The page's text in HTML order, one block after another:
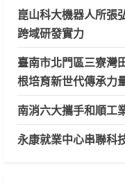
崑山科大機器人所張
跨域研發實力
臺南市北門區三寮灣
根培育新世代傳承力
南消六大攜手和順工
永康就業中心串聯科